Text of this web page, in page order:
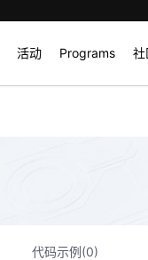
活动 Programs 社
代码示例(0)